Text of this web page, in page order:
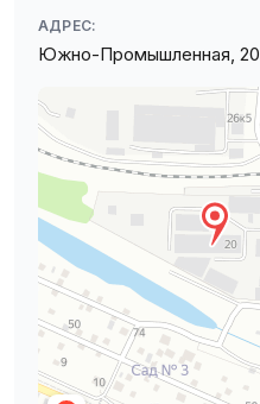
АДРЕС:
Южно-Промышленная, 20